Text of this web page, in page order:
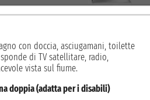
con doccia, asciugamani, toilette
di TV satellitare, radio,
vista sul fiume.
doppia (adatta per i disabili)